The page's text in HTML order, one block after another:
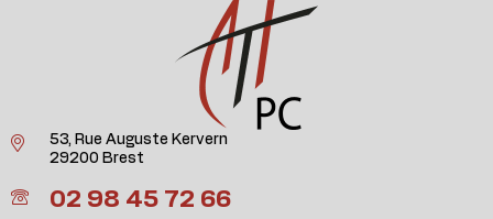
53, Rue Auguste Kervern
29200 Brest
02 98 45 72 66